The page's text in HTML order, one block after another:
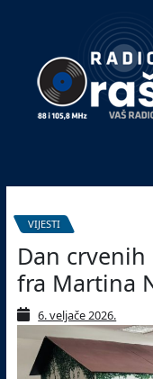
website!
VIJESTI
Dan
fra Martina
6. veljače 2026.